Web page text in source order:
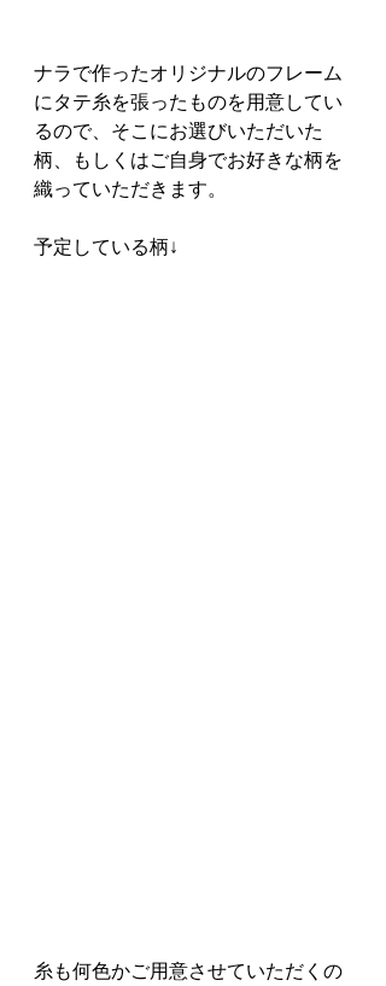
ナラで作ったオリジナルのフレーム
にタテ糸を張ったものを用意してい
るので、そこにお選びいただいた
柄、もしくはご自身でお好きな柄を
織っていただきます。
予定している柄↓
糸も何色かご用意させていただくの